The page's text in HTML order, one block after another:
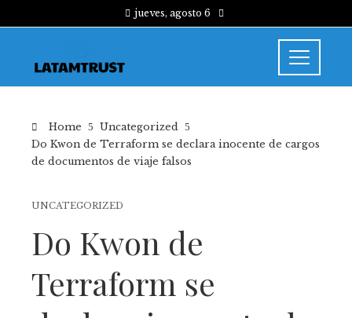
jueves, agosto 6
Home
Uncategorized
Do Kwon de Terraform se declara inocente de cargos
de documentos de viaje falsos
UNCATEGORIZED
Do Kwon de
Terraform se